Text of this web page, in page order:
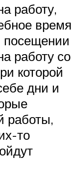
работу,
время
посещении
работу со
которой
дни и
работы,
то